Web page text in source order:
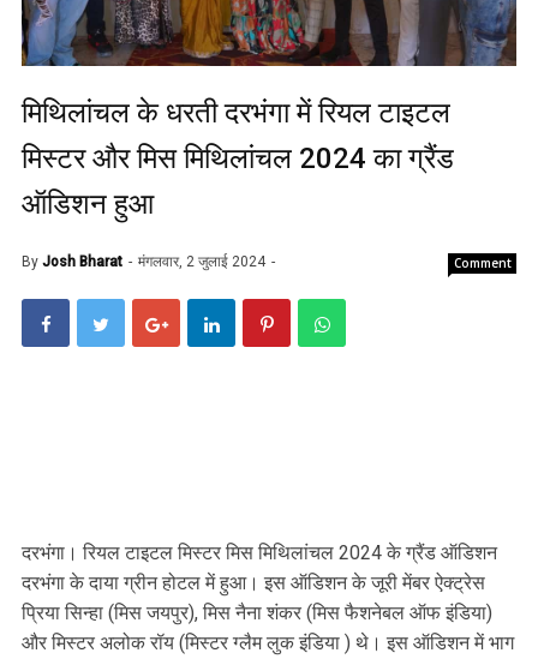
मिथिलांचल के धरती दरभंगा में रियल टाइटल
मिस्टर और मिस मिथिलांचल 2024 का ग्रैंड
ऑडिशन हुआ
By Josh Bharat मंगलवार, 2 जुलाई 2024 Comment
दरभंगा। रियल टाइटल मिस्टर मिस मिथिलांचल 2024 के ग्रैंड ऑडिशन
दरभंगा के दाया ग्रीन होटल में हुआ। इस ऑडिशन के जूरी मेंबर ऐक्ट्रेस
प्रिया सिन्हा (मिस जयपुर), मिस नैना शंकर (मिस फैशनेबल ऑफ इंडिया)
और मिस्टर अलोक रॉय (मिस्टर ग्लैम लुक इंडिया ) थे। इस ऑडिशन में भाग